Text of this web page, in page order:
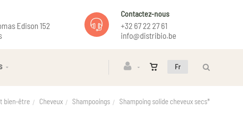
Edison 152
Contactez-nous
+32 67 22 27 61
info@distribio.be
Fr
bien-être Cheveux Shampooings Shampoing solide cheveux secs*